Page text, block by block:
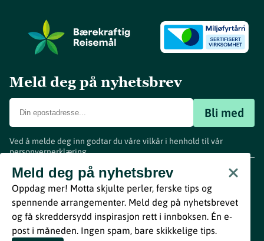
Meld deg på nyhetsbrev
Bli med
Ved å melde deg inn godtar du våre vilkår i henhold til vår
personvernerklæring.
Meld deg på nyhetsbrev
Oppdag mer! Motta skjulte perler, ferske tips og
spennende arrangementer. Meld deg på nyhetsbrevet
og få skreddersydd inspirasjon rett i innboksen. Én e-
post i måneden. Ingen spam, bare skikkelige tips.
www.visitvestfold.com
Turistinformasjon
Vestfold Fylkeskommune
ByBreakfast